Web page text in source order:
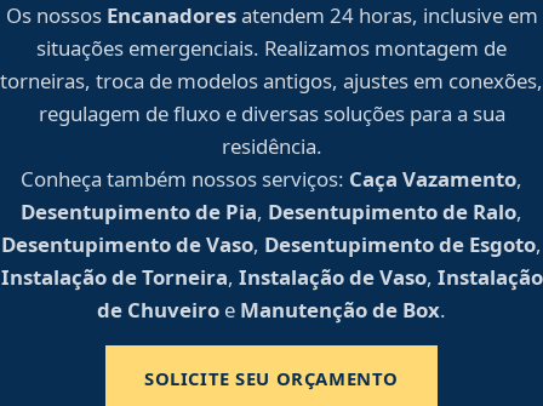
Os nossos Encanadoresatendem 24 horas, inclusive em
situações emergenciais. Realizamos montagem de
torneiras, troca de modelos antigos, ajustes em conexões,
regulagem de fluxo e diversas soluções para a sua
residência.
Conheça também nossos serviços: Caça Vazamento,
Desentupimento de Pia, Desentupimento de Ralo,
Desentupimento de Vaso, Desentupimento de Esgoto,
Instalação de Torneira, Instalação de Vaso, Instalação
de Chuveiro e Manutenção de Box.
SOLICITE SEU ORÇAMENTO